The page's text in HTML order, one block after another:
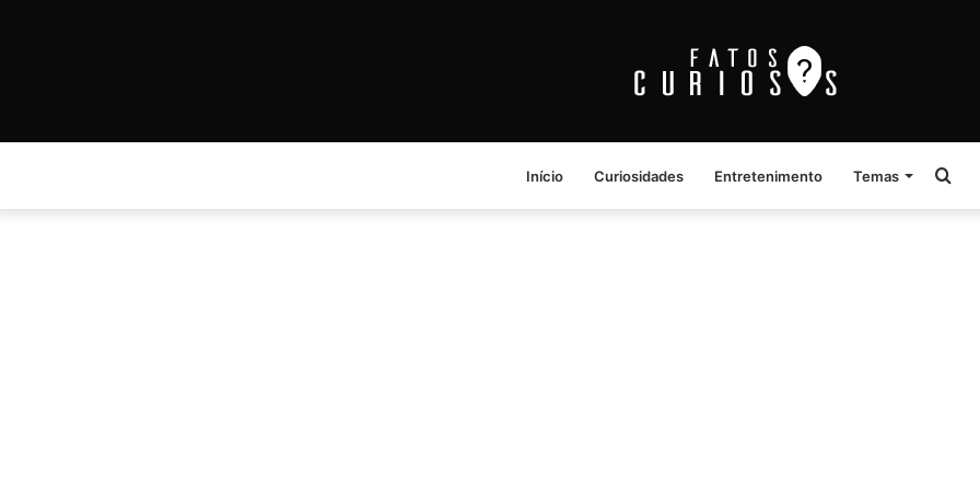
Início Curiosidades Entretenimento Temas